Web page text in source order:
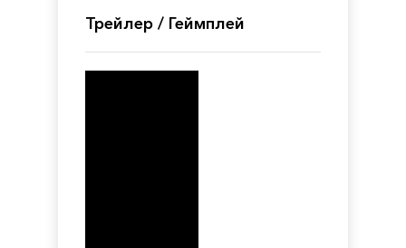
Трейлер / Геймплей